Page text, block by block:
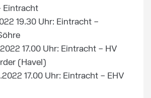
Eintracht
19.30 Uhr: Eintracht –
17.00 Uhr: Eintracht – HV
(Havel)
17.00 Uhr: Eintracht – EHV